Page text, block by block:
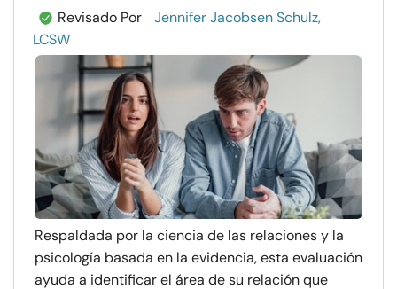
Revisado Por
Jennifer Jacobsen Schulz,
LCSW
Respaldada por la ciencia de las relaciones y la
psicología basada en la evidencia, esta evaluación
ayuda a identificar el área de su relación que